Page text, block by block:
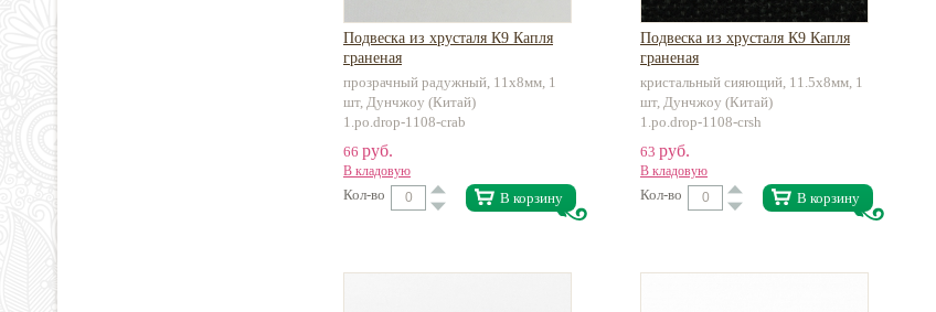
Подвеска из хрусталя К9 Капля
граненая
прозрачный радужный, 11х8мм, 1
шт, Дунчжоу (Китай)
1.po.drop-1108-crab
66 руб.
В кладовую
Кол-во В корзину
Подвеска из хрусталя К9 Капля
граненая
кристальный сияющий, 11.5х8мм, 1
шт, Дунчжоу (Китай)
1.po.drop-1108-crsh
63 руб.
В кладовую
Кол-во В корзину